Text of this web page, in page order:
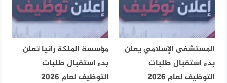
المستشفى الإسلامي يعلن
بدء استقبال طلبات
التوظيف لعام 2026
مؤسسة الملكة رانيا تعلن
بدء استقبال طلبات
التوظيف لعام 2026